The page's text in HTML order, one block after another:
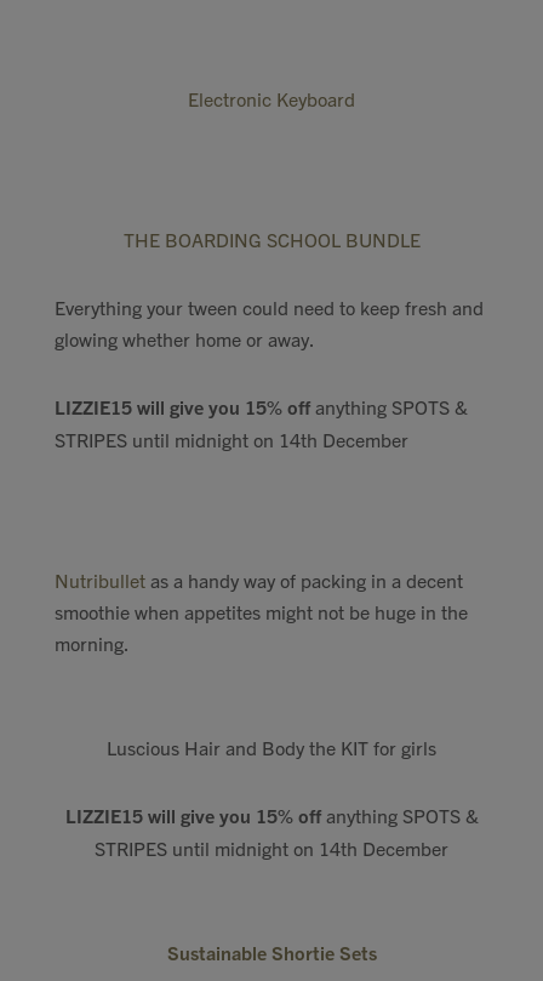
Electronic Keyboard
THE BOARDING SCHOOL BUNDLE
Everything your tween could need to keep fresh and
glowing whether home or away.
LIZZIE15 will give you 15% off anything SPOTS &
STRIPES until midnight on 14th December
Nutribullet as a handy way of packing in a decent
smoothie when appetites might not be huge in the
morning.
Luscious Hair and Body the KIT for girls
LIZZIE15 will give you 15% offanything SPOTS &
STRIPES until midnight on 14th December
Sustainable Shortie Sets